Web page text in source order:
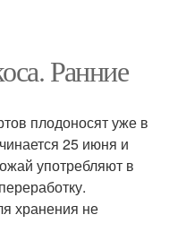
Ранние
плодоносят уже в
25 июня и
употребляют в
хранения не